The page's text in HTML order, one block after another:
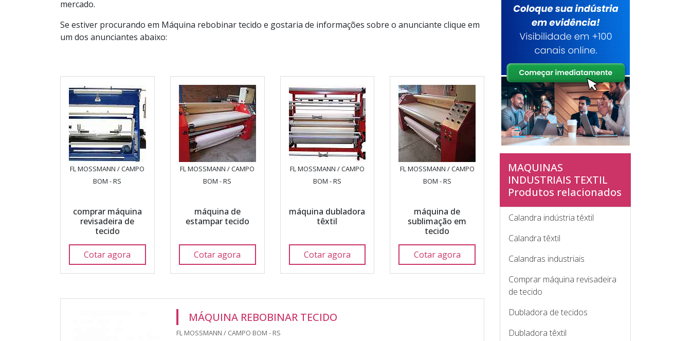
mercado.
Se estiver procurando em Máquina rebobinar tecido e gostaria de informações sobre o anunciante clique em
um dos anunciantes abaixo:
FL MOSSMANN / CAMPO
BOM - RS
comprar máquina
revisadeira de
tecido
Cotar agora
FL MOSSMANN / CAMPO
BOM - RS
máquina de
estampar tecido
Cotar agora
FL MOSSMANN / CAMPO
BOM - RS
máquina dubladora
têxtil
Cotar agora
FL MOSSMANN / CAMPO
BOM - RS
máquina de
sublimação em
tecido
Cotar agora
MÁQUINA REBOBINAR TECIDO
FL MOSSMANN / CAMPO BOM - RS
MAQUINAS
INDUSTRIAIS TEXTIL
Produtos relacionados
Calandra indústria têxtil
Calandra têxtil
Calandras industriais
Comprar máquina revisadeira
de tecido
Dubladora de tecidos
Dubladora têxtil